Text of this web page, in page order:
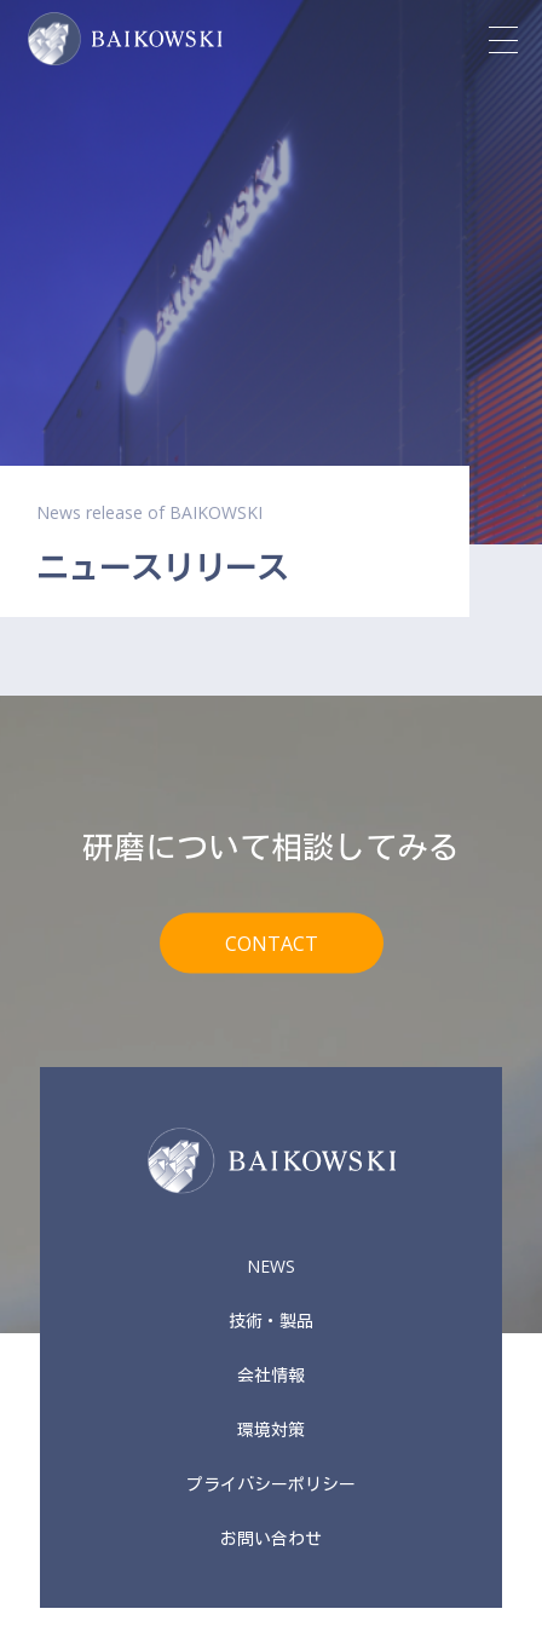
News release of BAIKOWSKI
ニュースリリース
研磨について相談してみる
CONTACT
NEWS
技術・製品
会社情報
環境対策
プライバシーポリシー
お問い合わせ